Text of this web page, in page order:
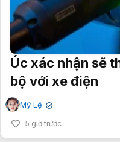
Úc xác nhận sẽ
bộ với xe điện
Mỹ Lệ ✔
5 giờ trước